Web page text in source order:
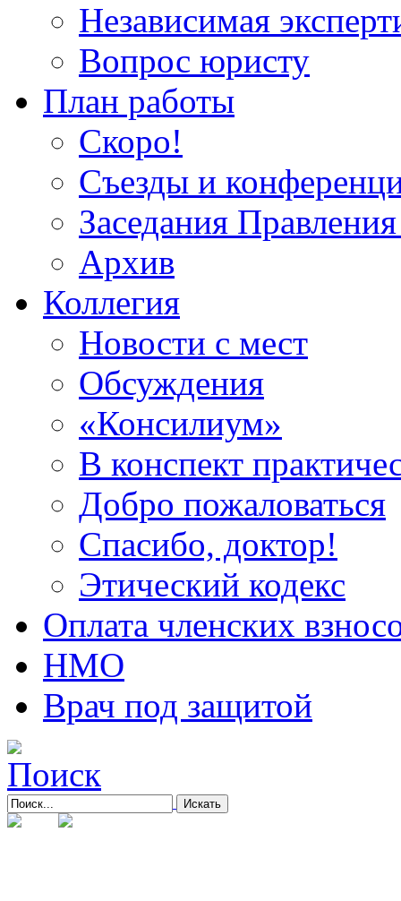
Независимая
Вопрос юристу
План работы
Скоро!
Съезды и
Заседания
Архив
Коллегия
Новости с мест
Обсуждения
«Консилиум»
В конспект
Добро пожаловаться
Спасибо, доктор!
Этический кодекс
Оплата членских
НМО
Врач под защитой